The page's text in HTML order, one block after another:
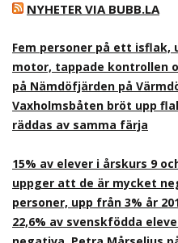
NYHETER VIA BUBB.LA
Fem personer på ett
motor, tappade kontrollen
på Nämdöfjärden på
Vaxholmsbåten bröt upp
räddas av samma färja
15% av elever i årskurs 9
uppger att de är mycket
personer, upp från 3% år
22,6% av svenskfödda